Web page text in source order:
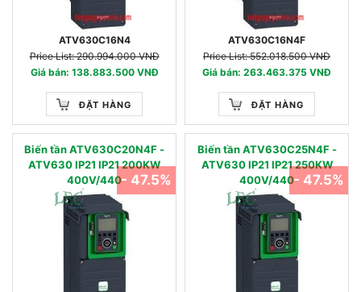
ATV630C16N4
Price List: 290.994.000 VNĐ
Giá bán: 138.883.500 VNĐ
ĐẶT HÀNG
ATV630C16N4F
Price List: 552.018.500 VNĐ
Giá bán: 263.463.375 VNĐ
ĐẶT HÀNG
Biến tần ATV630C20N4F -
ATV630 IP21 IP21 200KW
400V/440- 47.5%
Biến tần ATV630C25N4F -
ATV630 IP21 IP21 250KW
400V/440- 47.5%